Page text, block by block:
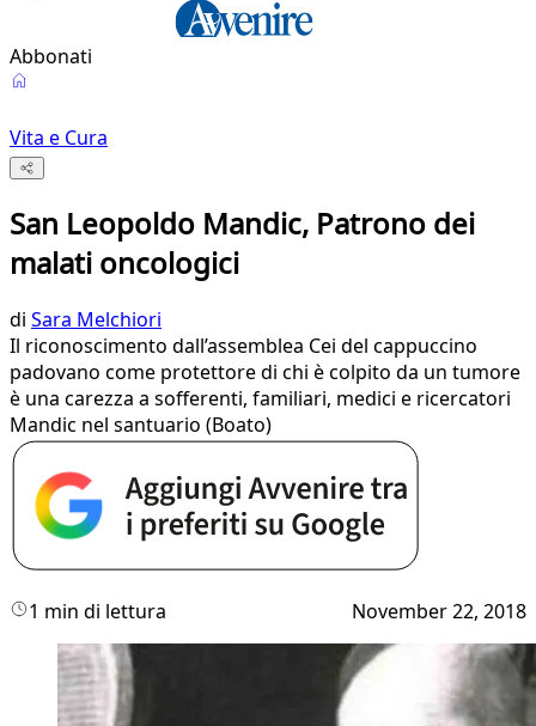
Abbonati
Vita e Cura
San Leopoldo Mandic, Patrono dei
malati oncologici
di Sara Melchiori
Il riconoscimento dall’assemblea Cei del cappuccino
padovano come protettore di chi è colpito da un tumore
è una carezza a sofferenti, familiari, medici e ricercatori
Mandic nel santuario (Boato)
1 min di lettura November 22, 2018